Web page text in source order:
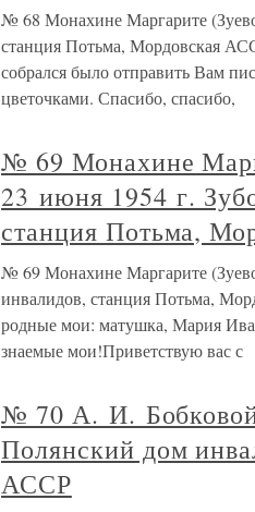
№ 68 Монахине Маргарите
станция Потьма, Мордовская
собрался было отправить Вам
цветочками. Спасибо, спасибо,
№ 69 Монахине
23 июня 1954 г.
станция Потьма,
№ 69 Монахине Маргарите
инвалидов, станция Потьма,
родные мои: матушка, Мария
знаемые мои!Приветствую вас с
№ 70 А. И.
Полянский дом
АССР